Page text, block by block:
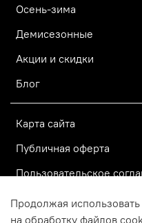
Осень-зима
Демисезонные
Акции и скидки
Блог
Карта сайта
Публичная оферта
Пользовательское
Политика
Продолжая
на обработку файлов